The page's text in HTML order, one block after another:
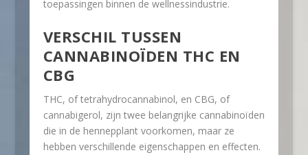
toepassingen binnen de wellnessindustrie.
VERSCHIL TUSSEN
CANNABINOÏDEN THC EN
CBG
THC, of tetrahydrocannabinol, en CBG, of
cannabigerol, zijn twee belangrijke cannabinoïden
die in de hennepplant voorkomen, maar ze
hebben verschillende eigenschappen en effecten.